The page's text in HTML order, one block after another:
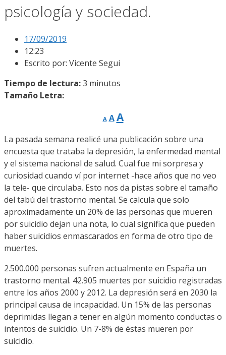
psicología y sociedad.
17/09/2019
12:23
Escrito por: Vicente Segui
Tiempo de lectura:3 minutos
Tamaño Letra:
A
Reducir
tamaño
fuente.
A Restablecer
de
fuente
AAumentar
de
fuente.
La pasada semana realicé una publicación sobre una
encuesta que trataba la depresión, la enfermedad mental
y el sistema nacional de salud. Cual fue mi sorpresa y
curiosidad cuando ví por internet -hace años que no veo
la tele- que circulaba. Esto nos da pistas sobre el tamaño
del tabú del trastorno mental. Se calcula que solo
aproximadamente un 20% de las personas que mueren
por suicidio dejan una nota, lo cual significa que pueden
haber suicidios enmascarados en forma de otro tipo de
muertes.
2.500.000 personas sufren actualmente en España un
trastorno mental. 42.905 muertes por suicidio registradas
entre los años 2000 y 2012. La depresión será en 2030 la
principal causa de incapacidad. Un 15% de las personas
deprimidas llegan a tener en algún momento conductas o
intentos de suicidio. Un 7-8% de éstas mueren por
suicidio.